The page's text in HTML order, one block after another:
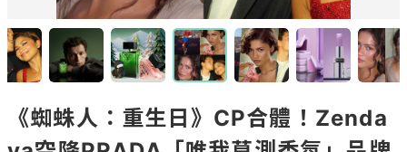
《蜘蛛人：重生日》CP合體！Zenda